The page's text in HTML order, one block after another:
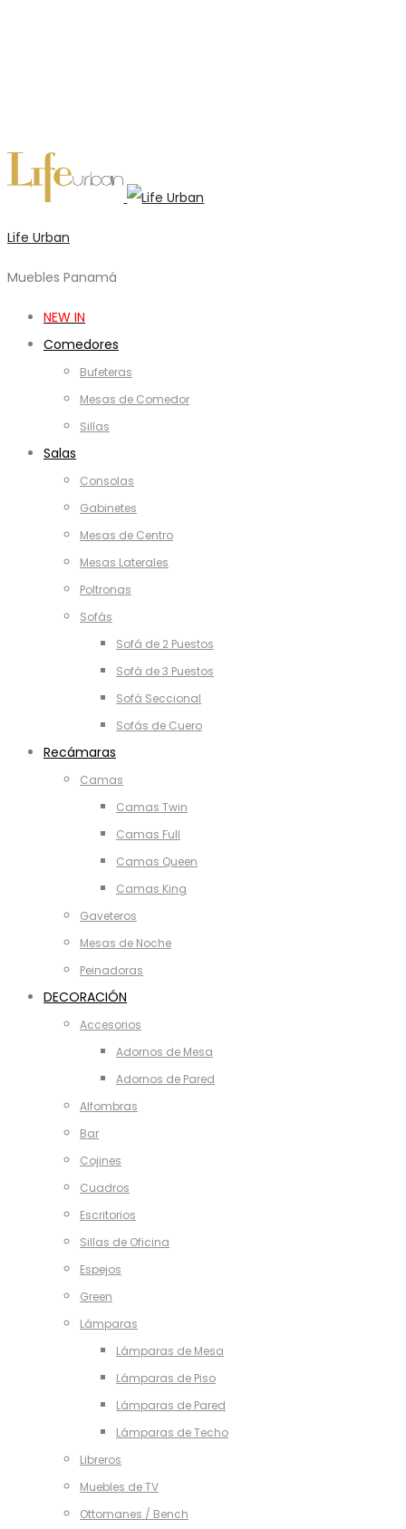
Life Urban
Muebles Panamá
NEW IN
Comedores
Bufeteras
Mesas de Comedor
Sillas
Salas
Consolas
Gabinetes
Mesas de Centro
Mesas Laterales
Poltronas
Sofás
Sofá de 2 Puestos
Sofá de 3 Puestos
Sofá Seccional
Sofás de Cuero
Recámaras
Camas
Camas Twin
Camas Full
Camas Queen
Camas King
Gaveteros
Mesas de Noche
Peinadoras
DECORACIÓN
Accesorios
Adornos de Mesa
Adornos de Pared
Alfombras
Bar
Cojines
Cuadros
Escritorios
Sillas de Oficina
Espejos
Green
Lámparas
Lámparas de Mesa
Lámparas de Piso
Lámparas de Pared
Lámparas de Techo
Libreros
Muebles de TV
Ottomanes / Bench